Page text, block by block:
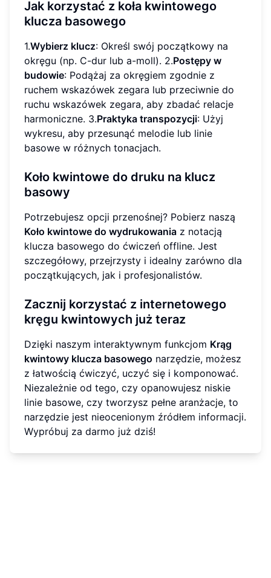
Jak korzystać z koła kwintowego
klucza basowego
1.Wybierz klucz: Określ swój początkowy na
okręgu (np. C-dur lub a-moll). 2.Postępy w
budowie: Podążaj za okręgiem zgodnie z
ruchem wskazówek zegara lub przeciwnie do
ruchu wskazówek zegara, aby zbadać relacje
harmoniczne. 3.Praktyka transpozycji: Użyj
wykresu, aby przesunąć melodie lub linie
basowe w różnych tonacjach.
Koło kwintowe do druku na klucz
basowy
Potrzebujesz opcji przenośnej? Pobierz naszą
Koło kwintowe do wydrukowania z notacją
klucza basowego do ćwiczeń offline. Jest
szczegółowy, przejrzysty i idealny zarówno dla
początkujących, jak i profesjonalistów.
Zacznij korzystać z internetowego
kręgu kwintowych już teraz
Dzięki naszym interaktywnym funkcjom Krąg
kwintowy klucza basowego narzędzie, możesz
z łatwością ćwiczyć, uczyć się i komponować.
Niezależnie od tego, czy opanowujesz niskie
linie basowe, czy tworzysz pełne aranżacje, to
narzędzie jest nieocenionym źródłem informacji.
Wypróbuj za darmo już dziś!